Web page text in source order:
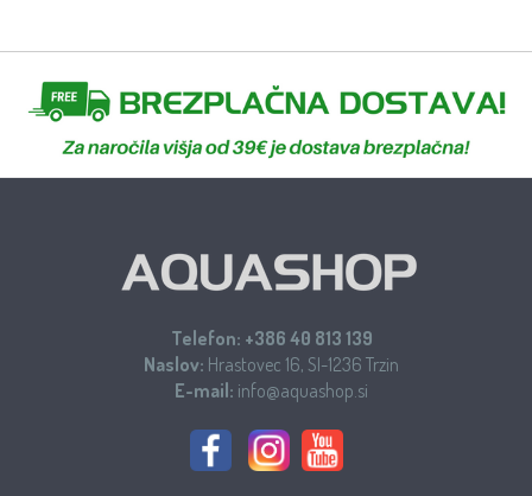
Telefon: +386 40 813 139
Naslov: Hrastovec 16, SI-1236 Trzin
E-mail: info@aquashop.si